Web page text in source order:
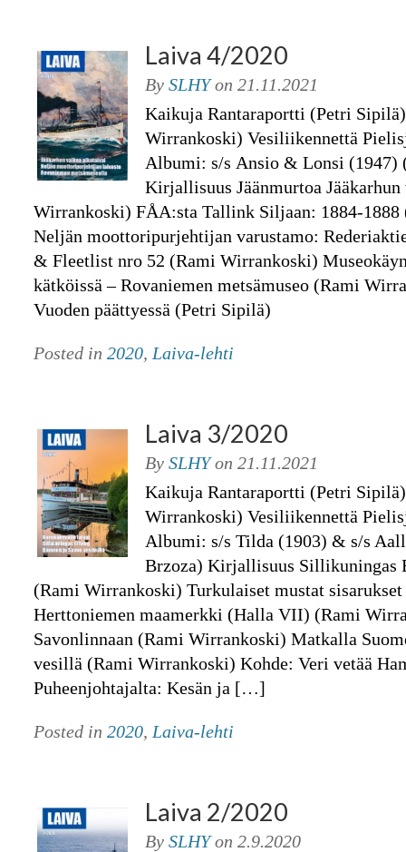
Laiva 4/2020
By SLHYon 21.11.2021
Kaikuja Rantaraportti (Petri
Wirrankoski) Vesiliikennettä
Albumi: s/s Ansio & Lonsi (1947)
Kirjallisuus Jäänmurtoa
Wirrankoski) FÅA:sta Tallink Siljaan: 1884­-
Neljän moottoripurjehtijan varustamo:
& Fleetlist nro 52 (Rami Wirrankoski)
kätköissä – Rovaniemen metsämuseo (Rami
Vuoden päättyessä (Petri Sipilä)
Posted in 2020, Laiva-lehti
Laiva 3/2020
By SLHYon 21.11.2021
Kaikuja Rantaraportti (Petri
Wirrankoski) Vesiliikennettä
Albumi: s/s Tilda (1903) & s/s
Brzoza) Kirjallisuus Sillikuningas
(Rami Wirrankoski) Turkulaiset mustat
Herttoniemen maamerkki (Halla VII) (Rami
Savonlinnaan (Rami Wirrankoski) Matkalla
vesillä (Rami Wirrankoski) Kohde: Veri vetää
Puheenjohtajalta: Kesän ja […]
Posted in 2020, Laiva-lehti
Laiva 2/2020
By SLHYon 2.9.2020